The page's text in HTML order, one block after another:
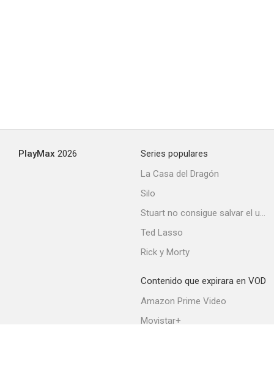
PlayMax 2026
Series populares
La Casa del Dragón
Silo
Stuart no consigue salvar el universo
Ted Lasso
Rick y Morty
Contenido que expirara en VOD
Amazon Prime Video
Movistar+